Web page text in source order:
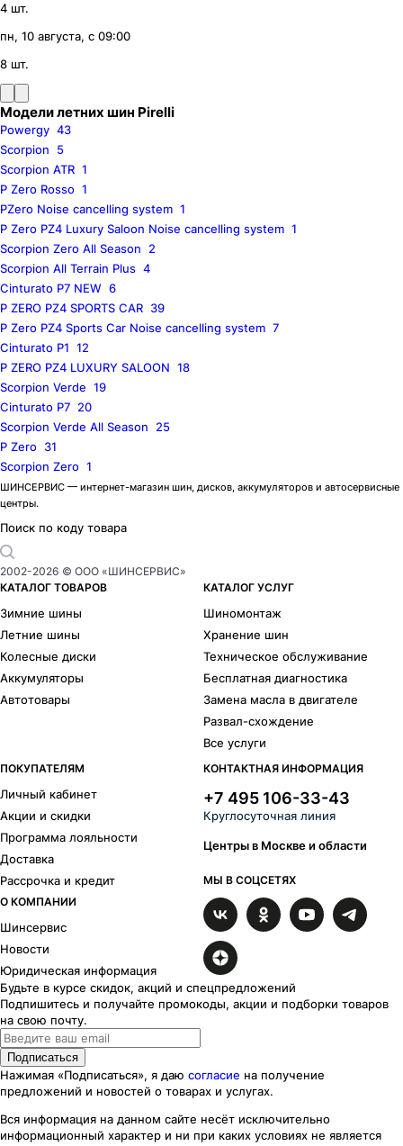
4 шт.
пн, 10 августа, с 09:00
8 шт.
Модели летних шин Pirelli
Powergy 43
Scorpion
5
Scorpion ATR 1
P Zero Rosso 1
PZero Noise cancelling system 1
P Zero PZ4 Luxury Saloon Noise cancelling system 1
Scorpion Zero All Season
2
Scorpion All Terrain Plus 4
Cinturato P7 NEW 6
P ZERO PZ4 SPORTS CAR 39
P Zero PZ4 Sports Car Noise cancelling system 7
Cinturato P1 12
P ZERO PZ4 LUXURY SALOON 18
Scorpion Verde 19
Cinturato P7 20
Scorpion Verde All Season
25
P Zero 31
Scorpion Zero 1
ШИНСЕРВИС — интернет-магазин шин, дисков, аккумуляторов и автосервисные
центры.
Поиск по коду товара
2002-2026 © ООО «ШИНСЕРВИС»
КАТАЛОГ ТОВАРОВ
Зимние шины
Летние шины
Колесные диски
Аккумуляторы
Автотовары
КАТАЛОГ УСЛУГ
Шиномонтаж
Хранение шин
Техническое обслуживание
Бесплатная диагностика
Замена масла в двигателе
Развал-схождение
Все услуги
ПОКУПАТЕЛЯМ
Личный кабинет
Акции и скидки
Программа лояльности
Доставка
Рассрочка и кредит
О КОМПАНИИ
Шинсервис
Новости
Юридическая информация
КОНТАКТНАЯ ИНФОРМАЦИЯ
+7 495 106-33-43
Круглосуточная линия
Центры в Москве и области
МЫ В СОЦСЕТЯХ
Будьте в курсе скидок, акций и спецпредложений
Подпишитесь и получайте промокоды, акции и подборки товаров
на свою почту.
Подписаться
Нажимая «Подписаться», я даю согласие на получение
предложений и новостей о товарах и услугах.
Вся информация на данном сайте несёт исключительно
информационный характер и ни при каких условиях не является